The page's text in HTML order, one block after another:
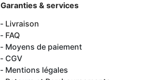
Garanties & services
Livraison
FAQ
Moyens de paiement
CGV
Mentions légales